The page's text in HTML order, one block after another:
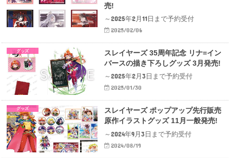
売!
～2025年2月11日まで予約受付
2025/02/06
グッズ
スレイヤーズ 35周年記念 リナ=イン
バースの描き下ろしグッズ 3月発売!
～2025年2月3日まで予約受付
2025/01/30
グッズ
スレイヤーズ ポップアップ先行販売
原作イラストグッズ 11月一般発売!
～2024年9月3日まで予約受付
2024/08/19